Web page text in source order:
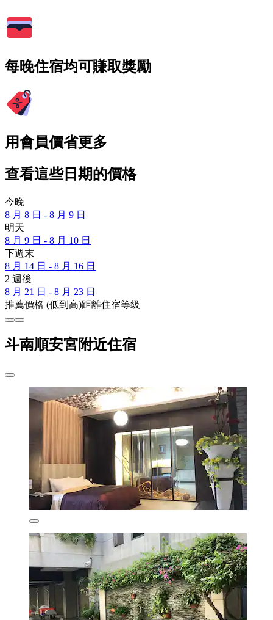
每晚住宿均可賺取獎勵
用會員價省更多
查看這些日期的價格
今晚
8 月 8 日 - 8 月 9 日
明天
8 月 9 日 - 8 月 10 日
下週末
8 月 14 日 - 8 月 16 日
2 週後
8 月 21 日 - 8 月 23 日
推薦價格 (低到高)距離住宿等級
斗南順安宮附近住宿